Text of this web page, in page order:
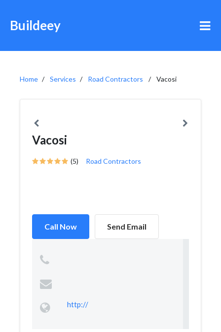
Buildeey
Home Services Road Contractors Vacosi
Vacosi
(5) Road Contractors
Call Now Send Email
http://